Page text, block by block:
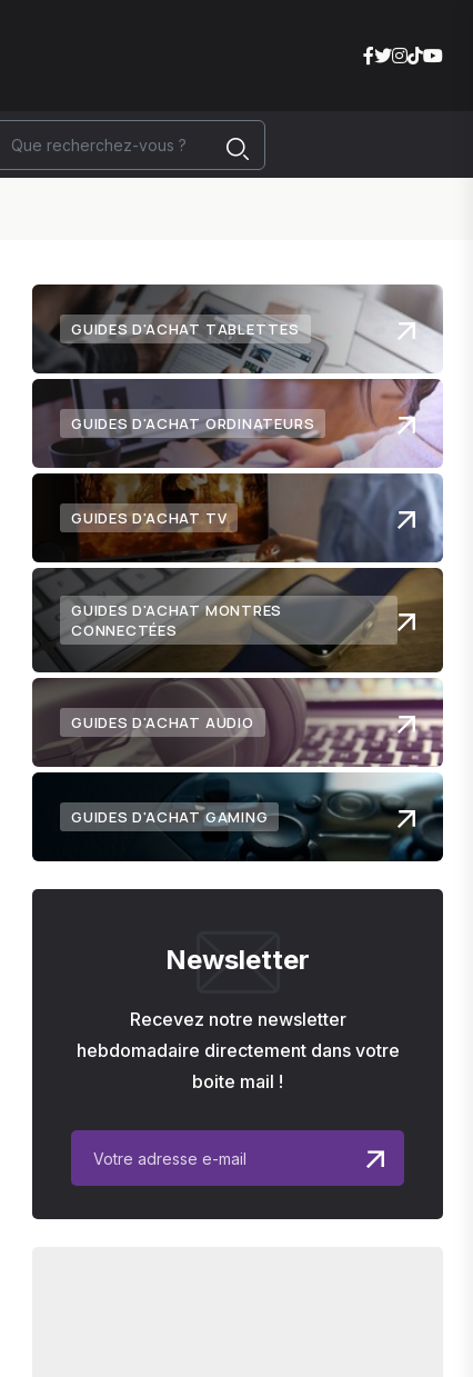
GUIDES D'ACHAT TABLETTES
GUIDES D'ACHAT ORDINATEURS
GUIDES D'ACHAT TV
GUIDES D'ACHAT MONTRES
CONNECTÉES
GUIDES D'ACHAT AUDIO
GUIDES D'ACHAT GAMING
Newsletter
Recevez notre newsletter
hebdomadaire directement dans votre
boite mail !